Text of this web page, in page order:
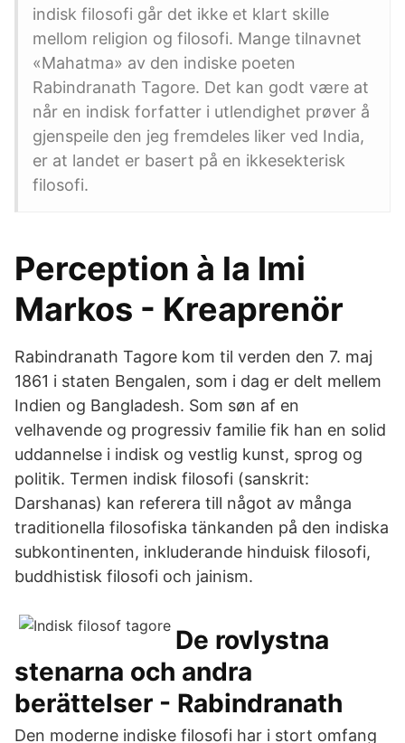
indisk filosofi går det ikke et klart skille
mellom religion og filosofi. Mange tilnavnet
«Mahatma» av den indiske poeten
Rabindranath Tagore. Det kan godt være at
når en indisk forfatter i utlendighet prøver å
gjenspeile den jeg fremdeles liker ved India,
er at landet er basert på en ikkesekterisk
filosofi.
Perception à la Imi
Markos - Kreaprenör
Rabindranath Tagore kom til verden den 7. maj
1861 i staten Bengalen, som i dag er delt mellem
Indien og Bangladesh. Som søn af en
velhavende og progressiv familie fik han en solid
uddannelse i indisk og vestlig kunst, sprog og
politik. Termen indisk filosofi (sanskrit:
Darshanas) kan referera till något av många
traditionella filosofiska tänkanden på den indiska
subkontinenten, inkluderande hinduisk filosofi,
buddhistisk filosofi och jainism.
De rovlystna
stenarna och andra
berättelser - Rabindranath
Den moderne indiske filosofi har i stort omfang